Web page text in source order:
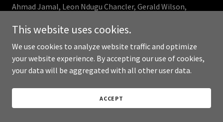
Ahmad Jamal, Leon Ndugu Chancler, Gerald Wilson,
Phil Ranelin and others. Brown died October 9th at 85.
Dimitri “Dee Pop” Papadopoulos (March 14th, 1956 -
October 9th, 2021) The noted punk drummer of the ‘80s
scene both as a player with Radio I-Ching (a trio with Don
Fiorino and Andy Haas), Freedomland (alongside Daniel
This website uses cookies.
We use cookies to analyze website traffic and optimize
your website experience. By accepting our use of cookies,
your data will be aggregated with all other user data.
ACCEPT